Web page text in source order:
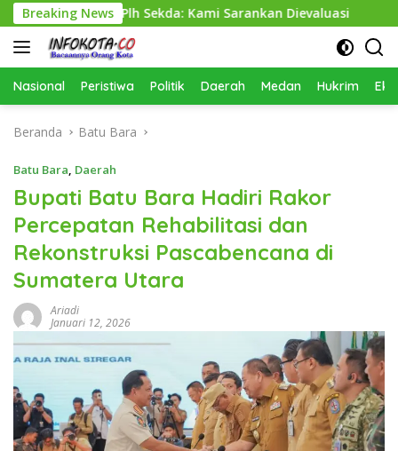
Langsung
ke
konten
Breaking News
Plh Sekda: Kami Sarankan Dievaluasi Dinas
Nasional Peristiwa Politik Daerah Medan Hukrim
Beranda Batu Bara
Batu Bara, Daerah
Bupati Batu Bara Hadiri Rakor
Percepatan Rehabilitasi dan
Rekonstruksi Pascabencana di
Sumatera Utara
Ariadi
Januari 12, 2026